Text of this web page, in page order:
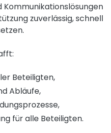
zuverlässig, schnell
Beteiligten,
Abläufe,
für alle Beteiligten.